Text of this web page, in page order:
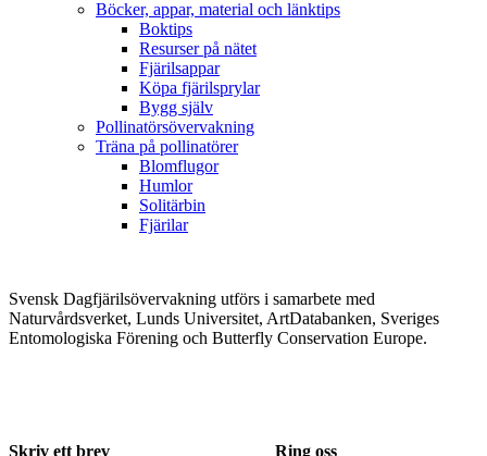
Böcker, appar, material och länktips
Boktips
Resurser på nätet
Fjärilsappar
Köpa fjärilsprylar
Bygg själv
Pollinatörsövervakning
Träna på pollinatörer
Blomflugor
Humlor
Solitärbin
Fjärilar
Svensk Dagfjärilsövervakning utförs i samarbete med
Naturvårdsverket, Lunds Universitet, ArtDatabanken, Sveriges
Entomologiska Förening och Butterfly Conservation Europe.
Skriv ett brev Ring oss